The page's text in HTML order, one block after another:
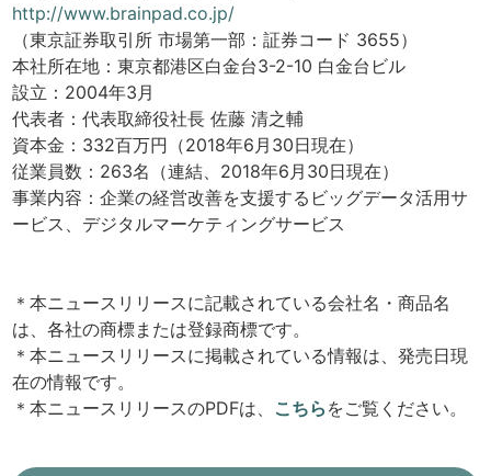
http://www.brainpad.co.jp/
（東京証券取引所 市場第一部：証券コード 3655）
本社所在地：東京都港区白金台3-2-10 白金台ビル
設立：2004年3月
代表者：代表取締役社長 佐藤 清之輔
資本金：332百万円（2018年6月30日現在）
従業員数：263名（連結、2018年6月30日現在）
事業内容：企業の経営改善を支援するビッグデータ活用サ
ービス、デジタルマーケティングサービス
＊本ニュースリリースに記載されている会社名・商品名
は、各社の商標または登録商標です。
＊本ニュースリリースに掲載されている情報は、発売日現
在の情報です。
＊本ニュースリリースのPDFは、 こちら をご覧ください。